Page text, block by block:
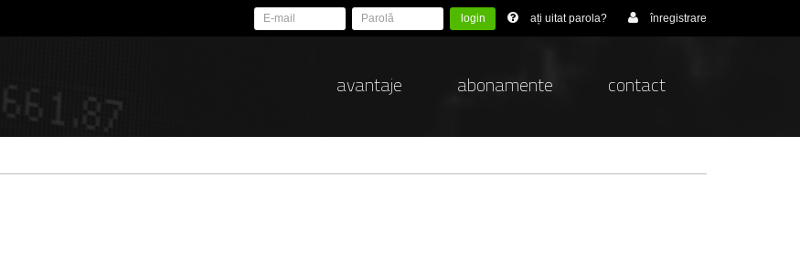
login ați uitat parola? înregistrare
avantaje abonamente contact